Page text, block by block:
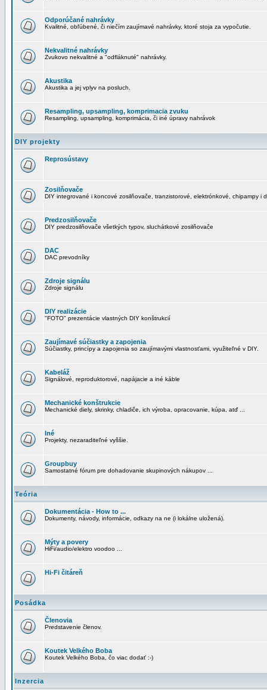
Odporúčané nahrávky
Kvalitné, obľúbené, či niečím zaujímavé nahrávky, ktoré stoja za vypočutie.
Nekvalitné nahrávky
Zvukovo nekvalitné a "odfláknuté" nahrávky.
Akustika
Akustika a jej vplyv na posluch.
Resampling, upsampling, komprimacia zvuku
Resampling, upsampling, komprimácia, či iné úpravy nahrávok
DIY projekty
Reprosústavy
Zosilňovače
DIY integrované i koncové zosilňovače, tranzistorové, elektrónkové, chipampy i
Predzosilňovače
DIY predzosilňovače všetkých typov, sluchátkové zosilňovače
DAC
DAC prevodníky
Zdroje signálu
Zdroje signálu
DIY realizácie
"FOTO" prezentácie vlastných DIY konštrukcií
Zaujímavé súčiastky a zapojenia
Súčiastky, princípy a zapojenia so zaujímavými vlastnosťami, využiteľné v DIY.
Kabeláž
Signálové, reproduktorové, napájacie a iné káble
Mechanické konštrukcie
Mechanické diely, skrinky, chladiče, ich výroba, opracovanie, kúpa, atď ...
Iné
Projekty, nezaraditeľné vyššie.
Groupbuy
Samostatné fórum pre dohadovanie skupinových nákupov ...
Teória
Dokumentácia - How to ...
Dokumenty, návody, informácie, odkazy na ne (i lokálne uložená).
Mýty a povery
HiFi/audio/elektro voodoo ...
Hi-Fi čitáreň
Posádka
Členovia
Predstavenie členov.
Koutek Velkého Boba
Koutek Velkého Boba, čo viac dodať :-)
Inzercia